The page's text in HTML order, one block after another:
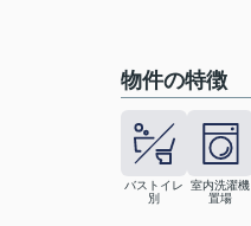
物件の特徴
バストイレ
別
室内洗濯機
置場